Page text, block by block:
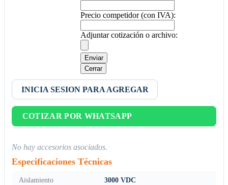
Precio competidor (con IVA):
Adjuntar cotización o archivo:
Enviar
Cerrar
INICIA SESION PARA AGREGAR
COTIZAR POR WHATSAPP
No hay accesorios asociados.
Especificaciones Técnicas
Aislamiento 3000 VDC